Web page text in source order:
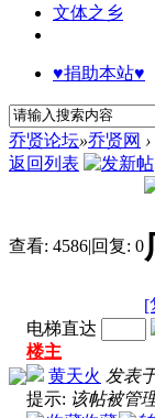
文体之乡
♥捐助本站♥
乔贤论坛»乔贤网 ›
返回列表
查看: 4586|回复: 0
[
电梯直达
楼主
黄天火 发表
提示: 该帖被管